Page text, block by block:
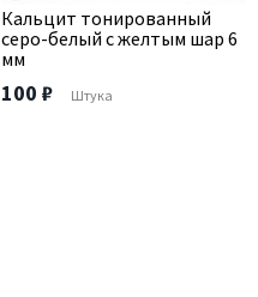
Кальцит тонированный
серо-белый с желтым шар 6
мм
100 ₽ Штука